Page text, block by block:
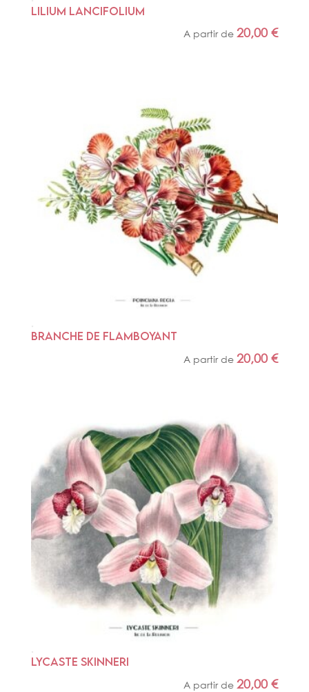
LILIUM LANCIFOLIUM
A partir de20,00€
BRANCHE DE FLAMBOYANT
A partir de20,00€
LYCASTE SKINNERI
A partir de 20,00€